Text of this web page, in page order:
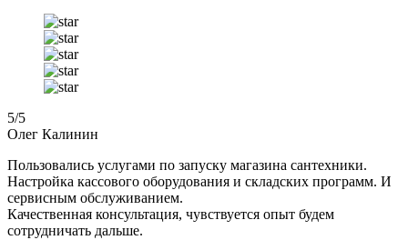
5/5
Олег Калинин
Пользовались услугами по запуску магазина сантехники.
Настройка кассового оборудования и складских программ. И
сервисным обслуживанием.
Качественная консультация, чувствуется опыт будем
сотрудничать дальше.